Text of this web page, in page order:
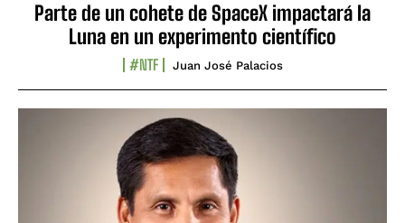
Parte de un cohete de SpaceX impactará la
Luna en un experimento científico
#NTF Juan José Palacios